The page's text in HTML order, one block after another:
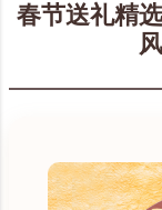
春节送礼精